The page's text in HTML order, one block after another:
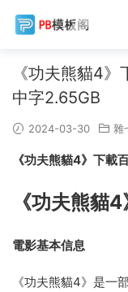
《功夫熊貓4
中字2.65GB
2024-03-30 雜
《功夫熊貓4》下載
《功夫熊貓
電影基本信息
《功夫熊貓4》是一